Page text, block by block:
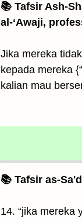
📚 Tafsir Ash-
al-‘Awaji,
Jika mereka
kepada mereka
kalian mau
📚 Tafsir as-
14. “jika mereka